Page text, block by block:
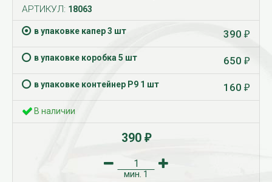
АРТИКУЛ: 18063
в упаковке капер 3 шт 390 ₽
в упаковке коробка 5 шт 650 ₽
в упаковке контейнер Р9 1 шт 160 ₽
В наличии
390 ₽
мин. 1